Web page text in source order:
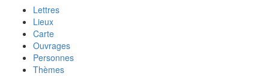
Lettres
Lieux
Carte
Ouvrages
Personnes
Thèmes